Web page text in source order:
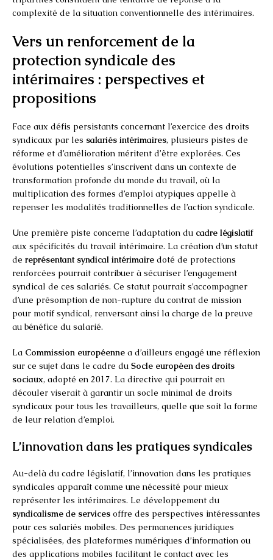
complexité de la situation conventionnelle des intérimaires.
Vers un renforcement de la
protection syndicale des
intérimaires : perspectives et
propositions
Face aux défis persistants concernant l’exercice des droits
syndicaux par les salariés intérimaires, plusieurs pistes de
réforme et d’amélioration méritent d’être explorées. Ces
évolutions potentielles s’inscrivent dans un contexte de
transformation profonde du monde du travail, où la
multiplication des formes d’emploi atypiques appelle à
repenser les modalités traditionnelles de l’action syndicale.
Une première piste concerne l’adaptation du cadre législatif
aux spécificités du travail intérimaire. La création d’un statut
de représentant syndical intérimaire doté de protections
renforcées pourrait contribuer à sécuriser l’engagement
syndical de ces salariés. Ce statut pourrait s’accompagner
d’une présomption de non-rupture du contrat de mission
pour motif syndical, renversant ainsi la charge de la preuve
au bénéfice du salarié.
La Commission européenne a d’ailleurs engagé une réflexion
sur ce sujet dans le cadre du Socle européen des droits
sociaux, adopté en 2017. La directive qui pourrait en
découler viserait à garantir un socle minimal de droits
syndicaux pour tous les travailleurs, quelle que soit la forme
de leur relation d’emploi.
L’innovation dans les pratiques syndicales
Au-delà du cadre législatif, l’innovation dans les pratiques
syndicales apparaît comme une nécessité pour mieux
représenter les intérimaires. Le développement du
syndicalisme de services offre des perspectives intéressantes
pour ces salariés mobiles. Des permanences juridiques
spécialisées, des plateformes numériques d’information ou
des applications mobiles facilitant le contact avec les